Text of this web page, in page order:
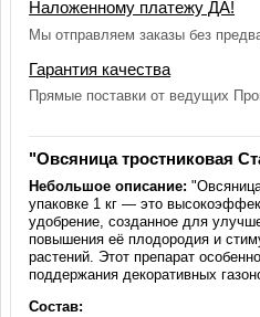
Наложенному платежу ДА!
Мы отправляем заказы без
Гарантия качества
Прямые поставки от ведущих
"Овсяница тростниковая
Небольшое описание:
упаковке 1 кг — это
удобрение, созданное для
повышения её плодородия и
растений. Этот препарат
поддержания декоративных
Состав: